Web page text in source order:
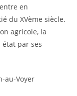
en
du XVème siècle.
agricole, la
par ses
au-Voyer